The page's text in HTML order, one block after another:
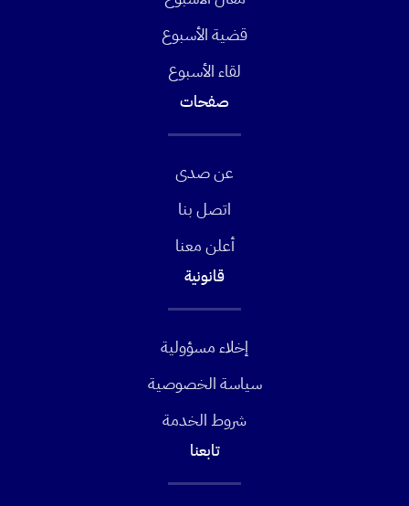
قضية الأسبوع
لقاء الأسبوع
صفحات
عن صدى
اتصل بنا
أعلن معنا
قانونية
إخلاء مسؤولية
سياسة الخصوصية
شروط الخدمة
تابعنا